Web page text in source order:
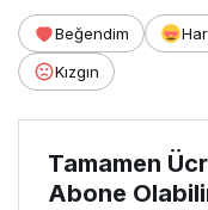
Beğendim
Kızgın
Tamamen
Abone